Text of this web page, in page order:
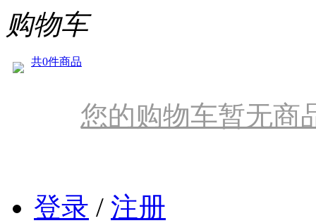
购物车
共0件商品
您的购物车暂无商
登录 / 注册